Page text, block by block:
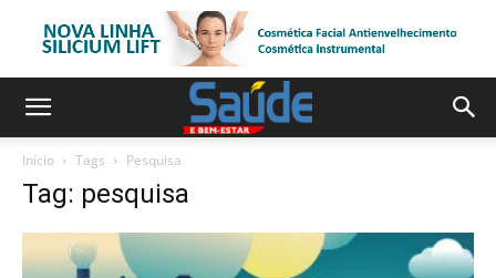
Início Tags Pesquisa
Tag: pesquisa